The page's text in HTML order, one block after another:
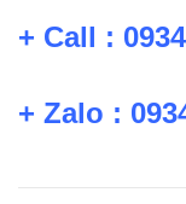
+ Call :
+ Zalo :